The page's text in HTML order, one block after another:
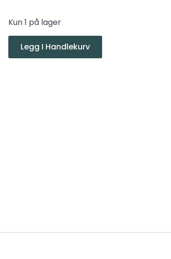
Kun 1 på lager
Legg I Handlekurv